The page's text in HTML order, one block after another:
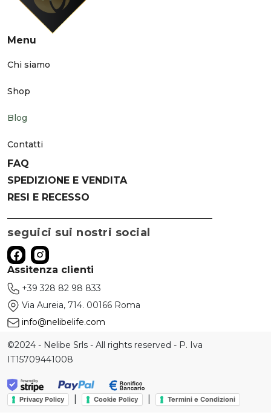
Menu
Chi siamo
Shop
Blog
Contatti
FAQ
SPEDIZIONE E VENDITA
RESI E RECESSO
seguici sui nostri social
Assitenza clienti
+39 328 82 98 833
Via Aureia, 714. 00166 Roma
info@nelibelife.com
©2024 - Nelibe Srls - All rights reserved - P. Iva
IT15709441008
Privacy Policy Cookie Policy Termini e Condizioni